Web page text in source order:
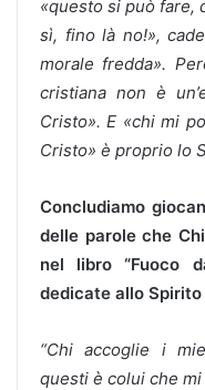
«questo si può fare,
sì, fino là no!»,
morale fredda».
cristiana non è
Cristo». E «chi mi
Cristo» è proprio lo
Concludiamo
delle parole che
nel libro “Fuoco
dedicate allo Spirito
“Chi accoglie i
questi è colui che mi